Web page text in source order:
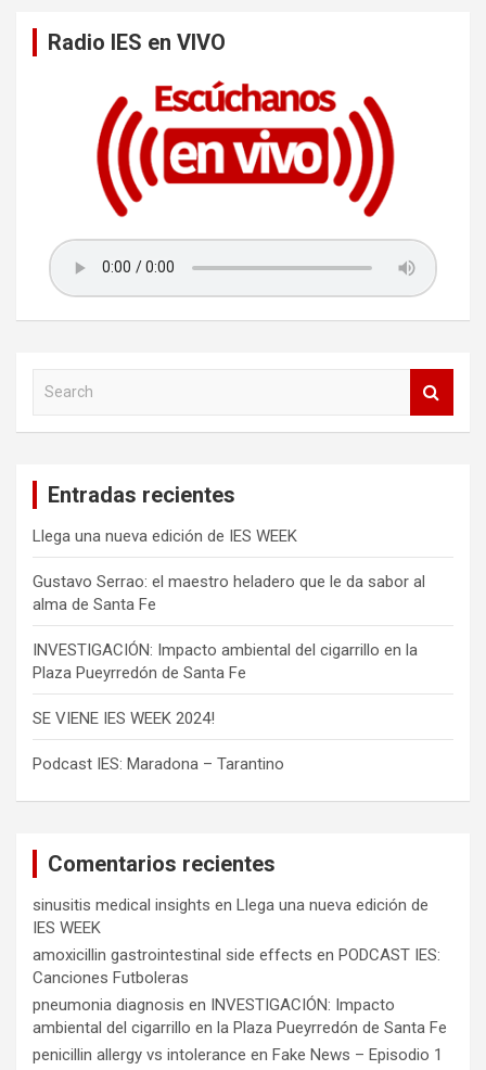
s
Radio IES en VIVO
Entradas recientes
Llega una nueva edición de IES WEEK
Gustavo Serrao: el maestro heladero que le da sabor al
alma de Santa Fe
INVESTIGACIÓN: Impacto ambiental del cigarrillo en la
Plaza Pueyrredón de Santa Fe
SE VIENE IES WEEK 2024!
Podcast IES: Maradona – Tarantino
Comentarios recientes
sinusitis medical insights en Llega una nueva edición de
IES WEEK
amoxicillin gastrointestinal side effects en PODCAST IES:
Canciones Futboleras
pneumonia diagnosis en INVESTIGACIÓN: Impacto
ambiental del cigarrillo en la Plaza Pueyrredón de Santa Fe
penicillin allergy vs intolerance en Fake News – Episodio 1